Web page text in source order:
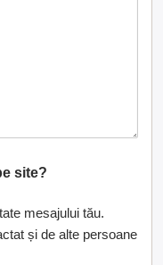
site?
mesajului tău.
și de alte persoane